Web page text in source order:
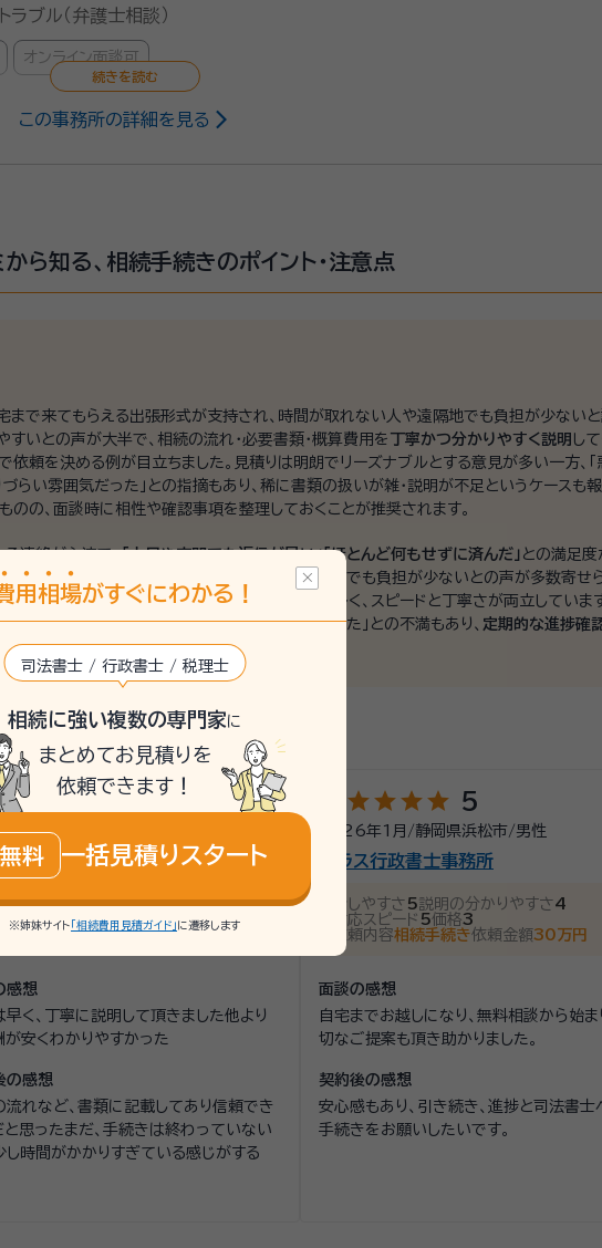
ブル（弁護士相談）
オンライン面談可
話し合いがまとまらず、対立が深まって協議が長期化するケースも少なくありません。弁
遺
任契約など、終活や生前対策についても幅広くご相談いただけます。 将来のトラブルを
大切です。認知症などで財産管理が難しくなる前に、早めのご準備をおすすめします。
めて弁護士が責任をもってご対応いたします。
この事務所の詳細を見る
ら知る、相続手続きのポイント・注意点
まで来てもらえる出張形式が支持され、時間が取れない人や遠隔地でも負担が少ないと
すいとの声が大半で、相続の流れ・必要書類・概算費用を 丁寧かつ分かりやすく説明 し
依頼を決める例が目立ちました。見積りは明朗でリーズナブルとする意見が多い一方、「
づらい雰囲気だった」との指摘もあり、稀に書類の扱いが雑・説明が不足というケースも
のの、面談時に相性や確認事項を整理しておくことが推奨されます。
連絡が主流で、「土日や夜間でも返信が早い」「ほとんど何もせずに済んだ」 との満足度
類写真での確認などフットワークが軽く、遠方相続でも負担が少ないとの声が多数寄せ
オンラインを併用して信頼感を維持する事務所が多く、スピードと丁寧さが両立していま
「想定より時間がかかった」「書類取り違えがあった」との不満もあり、 定期的な進捗確
岡県の最新の口コミを見る
star starstar_outline 4
年3月/
士法人紀州法務綜合
やすさ4説明の分かりやすさ4
スピード4価格4
内容 相続手続き依頼金額約8万円
感想
早く、丁寧に説明して頂きました他より
が安くわかりやすかった
の感想
流れなど、書類に記載してあり信頼でき
と思ったまだ、手続きは終わっていない
し時間がかかりすぎている感じがする
starstarstarstar 5
2026年1月 /静岡県浜松市/男性
プラス行政書士事務所
話しやすさ 5説明の分かりやすさ4
対応スピード 5価格3
依頼内容相続手続き依頼金額30万円
面談の感想
自宅までお越しになり、無料相談から始ま
切なご提案も頂き助かりました。
契約後の感想
安心感もあり、引き続き、進捗と司法書士
手続きをお願いしたいです。
用 相場がすぐにわかる！
司法書士 / 行政書士 / 税理士
相続に強い複数の専門家に
まとめてお見積りを
依頼できます！
無料 一括見積りスタート
※姉妹サイト 「相続費用見積ガイド」 に遷移します